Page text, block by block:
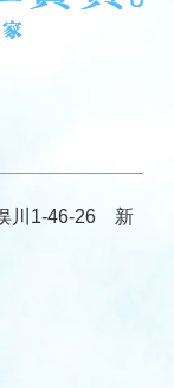
川1-46-26 新